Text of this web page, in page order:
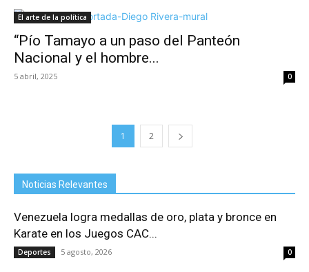
El arte de la política
“Pío Tamayo a un paso del Panteón
Nacional y el hombre...
5 abril, 2025 0
1 2
Noticias Relevantes
Venezuela logra medallas de oro, plata y bronce en
Karate en los Juegos CAC...
Deportes 5 agosto, 2026 0